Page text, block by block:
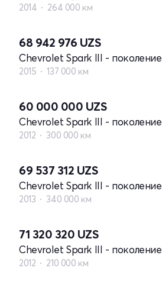
2014 264 000 км
68 942 976 UZS
Chevrolet Spark III - поколение
2015 137 000 км
60 000 000 UZS
Chevrolet Spark III - поколение
2012 300 000 км
69 537 312 UZS
Chevrolet Spark III - поколение
2013 340 000 км
71 320 320 UZS
Chevrolet Spark III - поколение
2012 210 000 км